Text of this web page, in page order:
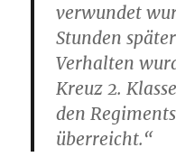
verwundet
Stunden
Verhalten
Kreuz 2.
den
überreicht.“